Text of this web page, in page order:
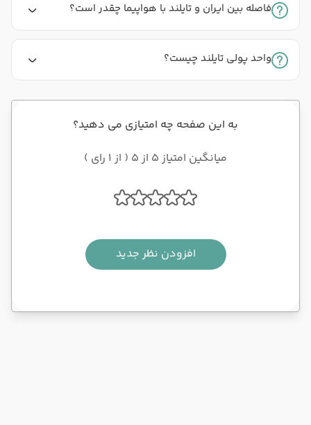
فاصله بین ایران و تایلند با هواپیما چقدر است؟
واحد پولی تایلند چیست؟
به این صفحه چه امتیازی می دهید؟
میانگین امتیاز 5 از 5 ( از 1 رای )
افزودن نظر جدید